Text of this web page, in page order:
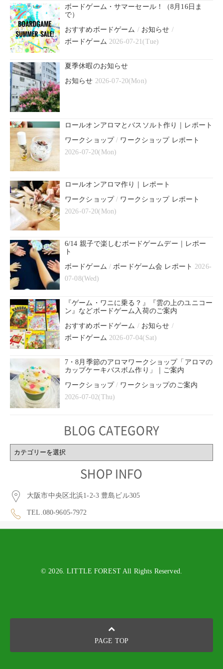
ボードゲーム・サマーセール！（8月16日ま
で）
おすすめボードゲーム / お知らせ /
ボードゲーム 2026-07-21(Tue)
夏季休暇のお知らせ
お知らせ 2026-07-20(Mon)
ロールオンアロマとバスソルト作り｜レポート
ワークショップ/ ワークショップ レポート
2026-07-20(Mon)
ロールオンアロマ作り｜レポート
ワークショップ/ ワークショップ レポート
2026-07-20(Mon)
6/14 親子で楽しむボードゲームデー｜レポー
ト
ボードゲーム /ボードゲーム会 レポート 2026-
07-08(Wed)
『ゲーム・ワニに乗る？』『雲の上のユニコー
ン』などボードゲーム入荷のご案内
おすすめボードゲーム / お知らせ /
ボードゲーム 2026-07-04(Sat)
7・8月季節のアロマワークショップ「アロマの
カップケーキバスボム作り」｜ご案内
ワークショップ/ ワークショップのご案内
2026-07-02(Thu)
BLOG CATEGORY
BLOG
CATEGORY
SHOP INFO
大阪市中央区北浜1-2-3 豊島ビル305
TEL.080-9605-7972
© 2026. LITTLE FOREST All Rights Reserved.
PAGE TOP